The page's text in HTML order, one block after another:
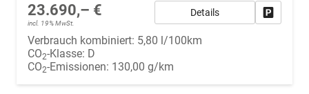
23.690,– €
incl. 19% MwSt.
Details
Verbrauch kombiniert: 5,80 l/100km
CO2-Klasse: D
CO2-Emissionen: 130,00 g/km